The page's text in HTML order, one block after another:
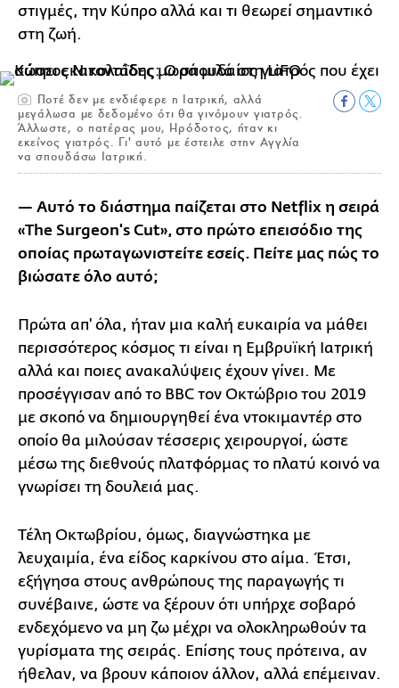
στιγμές, την Κύπρο αλλά και τι θεωρεί σημαντικό
στη ζωή.
Ποτέ δεν με ενδιέφερε η Ιατρική, αλλά
μεγάλωσα με δεδομένο ότι θα γινόμουν γιατρός.
Άλλωστε, ο πατέρας μου, Ηρόδοτος, ήταν κι
εκείνος γιατρός. Γι' αυτό με έστειλε στην Αγγλία
να σπουδάσω Ιατρική.
— Αυτό το διάστημα παίζεται στο Netflix η σειρά
«The Surgeon's Cut», στο πρώτο επεισόδιο της
οποίας πρωταγωνιστείτε εσείς. Πείτε μας πώς το
βιώσατε όλο αυτό;
Πρώτα απ' όλα, ήταν μια καλή ευκαιρία να μάθει
περισσότερος κόσμος τι είναι η Εμβρυϊκή Ιατρική
αλλά και ποιες ανακαλύψεις έχουν γίνει. Με
προσέγγισαν από το BBC τον Οκτώβριο του 2019
με σκοπό να δημιουργηθεί ένα ντοκιμαντέρ στο
οποίο θα μιλούσαν τέσσερις χειρουργοί, ώστε
μέσω της διεθνούς πλατφόρμας το πλατύ κοινό να
γνωρίσει τη δουλειά μας.
Τέλη Οκτωβρίου, όμως, διαγνώστηκα με
λευχαιμία, ένα είδος καρκίνου στο αίμα. Έτσι,
εξήγησα στους ανθρώπους της παραγωγής τι
συνέβαινε, ώστε να ξέρουν ότι υπήρχε σοβαρό
ενδεχόμενο να μη ζω μέχρι να ολοκληρωθούν τα
γυρίσματα της σειράς. Επίσης τους πρότεινα, αν
ήθελαν, να βρουν κάποιον άλλον, αλλά επέμειναν.